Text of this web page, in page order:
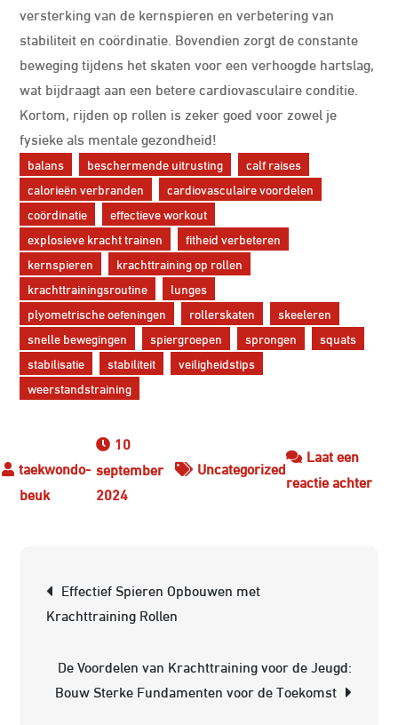
versterking van de kernspieren en verbetering van
stabiliteit en coördinatie. Bovendien zorgt de constante
beweging tijdens het skaten voor een verhoogde hartslag,
wat bijdraagt aan een betere cardiovasculaire conditie.
Kortom, rijden op rollen is zeker goed voor zowel je
fysieke als mentale gezondheid!
balans beschermende uitrusting
calf raises
calorieën verbranden
cardiovasculaire voordelen
coördinatie
effectieve workout
explosieve kracht trainen
fitheid verbeteren
kernspieren
krachttraining op rollen
krachttrainingsroutine
lunges
plyometrische oefeningen
rollerskaten
skeeleren
snelle bewegingen
spiergroepen sprongen
squats
stabilisatie
stabiliteit
veiligheidstips
weerstandstraining
10
september
2024
Uncategorized
Laat een
reactie achterop
Effectief Spieren Opbouwen met
Krachttraining Rollen
De Voordelen van Krachttraining voor de Jeugd:
Bouw Sterke Fundamenten voor de Toekomst